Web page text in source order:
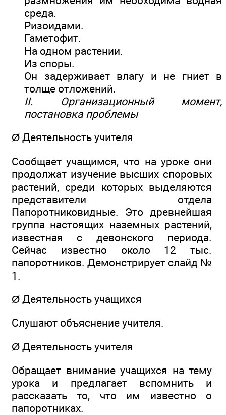
среда.
Ризоидами.
Гаметофит.
На одном растении.
Из споры.
Он задерживает влагу и не гниет в
толще отложений.
II. Организационный момент,
постановка проблемы
Ø Деятельность учителя
Сообщает учащимся, что на уроке они
продолжат изучение высших споровых
растений, среди которых выделяются
представители отдела
Папоротниковидные. Это древнейшая
группа настоящих наземных растений,
известная с девонского периода.
Сейчас известно около 12 тыс.
папоротников. Демонстрирует слайд №
1.
Ø Деятельность учащихся
Слушают объяснение учителя.
Ø Деятельность учителя
Обращает внимание учащихся на тему
урока и предлагает вспомнить и
рассказать то, что им известно о
папоротниках.